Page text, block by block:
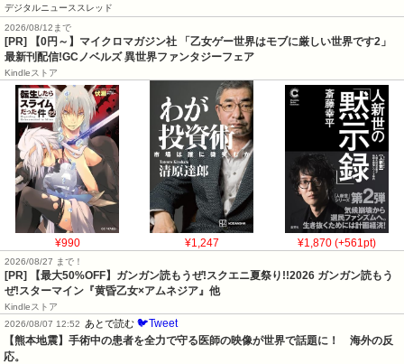
デジタルニューススレッド
2026/08/12まで
[PR] 【0円～】マイクロマガジン社 「乙女ゲー世界はモブに厳しい世界です2」
最新刊配信!GCノベルズ 異世界ファンタジーフェア
Kindleストア
¥990 ¥1,247 ¥1,870 (+561pt)
2026/08/27 まで！
[PR]
【最大50%OFF】ガンガン読もうぜ!スクエニ夏祭り!!2026 ガンガン読もう
ぜ!スターマイン『黄昏乙女×アムネジア』他
Kindleストア
2026/08/07 12:52
あとで読む 🐦Tweet
【熊本地震】手術中の患者を全力で守る医師の映像が世界で話題に！　海外の反
応。